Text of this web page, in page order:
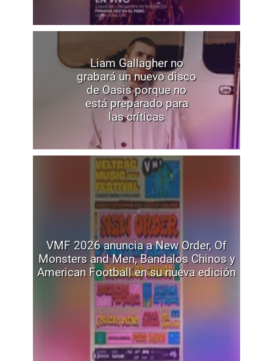
Liam Gallagher no
grabará un nuevo disco
de Oasis porque no
está preparado para
las críticas
VMF 2026 anuncia a New Order, Of
Monsters and Men, Bandalos Chinos y
American Football en su nueva edición